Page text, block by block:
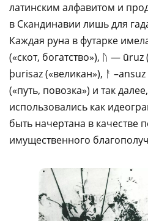
латинским алфавитом и
в Скандинавии лишь для
Каждая руна в футарке
(«скот, богатство»), ᚢ —
þurisaz («великан»), ᚨ
(«путь, повозка») и так
использовались как
быть начертана в качестве
имущественного